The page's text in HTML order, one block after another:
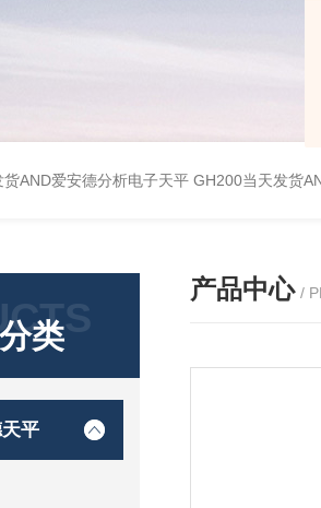
AND爱安德分析电子天平 GH200当天发货
类
平
产品中心 /